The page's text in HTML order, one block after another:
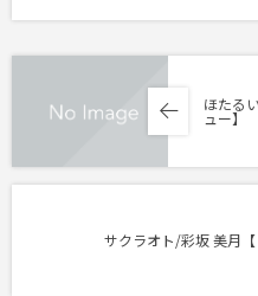
ほたる
ュー】
サクラオト/彩坂 美月【